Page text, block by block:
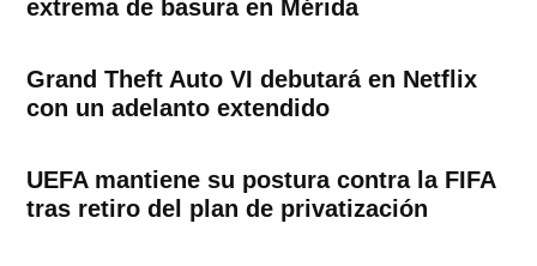
extrema de basura en Mérida
Grand Theft Auto VI debutará en Netflix
con un adelanto extendido
UEFA mantiene su postura contra la FIFA
tras retiro del plan de privatización